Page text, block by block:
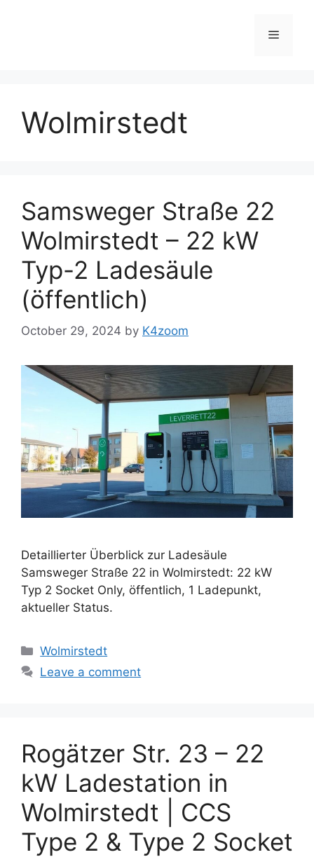
Menu
Wolmirstedt
Samsweger Straße 22
Wolmirstedt – 22 kW
Typ-2 Ladesäule
(öffentlich)
October 29, 2024 by K4zoom
Detaillierter Überblick zur Ladesäule
Samsweger Straße 22 in Wolmirstedt: 22 kW
Typ 2 Socket Only, öffentlich, 1 Ladepunkt,
aktueller Status.
Categories
Wolmirstedt
Leave a comment
Rogätzer Str. 23 – 22
kW Ladestation in
Wolmirstedt | CCS
Type 2 & Type 2 Socket